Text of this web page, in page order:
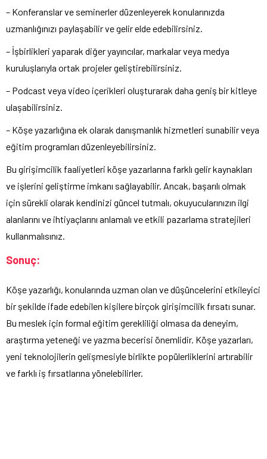
– Konferanslar ve seminerler düzenleyerek konularınızda
uzmanlığınızı paylaşabilir ve gelir elde edebilirsiniz.
– İşbirlikleri yaparak diğer yayıncılar, markalar veya medya
kuruluşlarıyla ortak projeler geliştirebilirsiniz.
– Podcast veya video içerikleri oluşturarak daha geniş bir kitleye
ulaşabilirsiniz.
– Köşe yazarlığına ek olarak danışmanlık hizmetleri sunabilir veya
eğitim programları düzenleyebilirsiniz.
Bu girişimcilik faaliyetleri köşe yazarlarına farklı gelir kaynakları
ve işlerini geliştirme imkanı sağlayabilir. Ancak, başarılı olmak
için sürekli olarak kendinizi güncel tutmalı, okuyucularınızın ilgi
alanlarını ve ihtiyaçlarını anlamalı ve etkili pazarlama stratejileri
kullanmalısınız.
Sonuç:
Köşe yazarlığı, konularında uzman olan ve düşüncelerini etkileyici
bir şekilde ifade edebilen kişilere birçok girişimcilik fırsatı sunar.
Bu meslek için formal eğitim gerekliliği olmasa da deneyim,
araştırma yeteneği ve yazma becerisi önemlidir. Köşe yazarları,
yeni teknolojilerin gelişmesiyle birlikte popülerliklerini artırabilir
ve farklı iş fırsatlarına yönelebilirler.